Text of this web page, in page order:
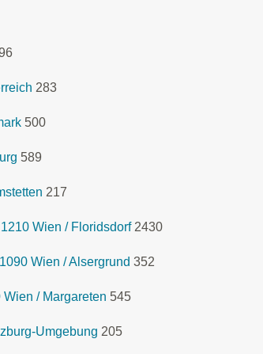
283
500
589
217
Wien / Floridsdorf 2430
Wien / Alsergrund 352
/ Margareten 545
Umgebung 205